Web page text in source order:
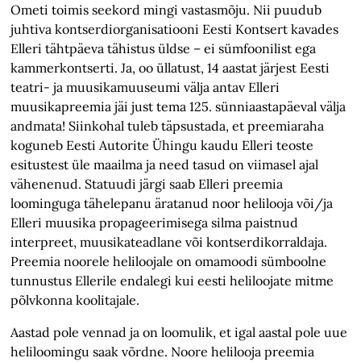
Ometi toimis seekord mingi vastasmõju. Nii puudub
juhtiva kontserdiorganisatiooni Eesti Kontsert kavades
Elleri tähtpäeva tähistus üldse – ei sümfoonilist ega
kammerkontserti. Ja, oo üllatust, 14 aastat järjest Eesti
teatri- ja muusikamuuseumi välja antav Elleri
muusikapreemia jäi just tema 125. sünniaastapäeval välja
andmata! Siinkohal tuleb täpsustada, et preemiaraha
koguneb Eesti Autorite Ühingu kaudu Elleri teoste
esitustest üle maailma ja need tasud on viimasel ajal
vähenenud. Statuudi järgi saab Elleri preemia
loominguga tähelepanu äratanud noor helilooja või/ja
Elleri muusika propageerimisega silma paistnud
interpreet, muusikateadlane või kontserdikorraldaja.
Preemia noorele heliloojale on omamoodi sümboolne
tunnustus Ellerile endalegi kui eesti heliloojate mitme
põlvkonna koolitajale.
Aastad pole vennad ja on loomulik, et igal aastal pole uue
heliloomingu saak võrdne. Noore helilooja preemia